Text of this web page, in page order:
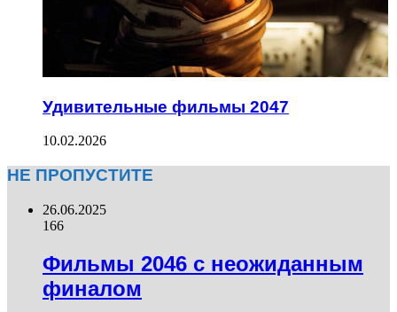
Удивительные фильмы 2047
10.02.2026
НЕ ПРОПУСТИТЕ
26.06.2025
166
Фильмы 2046 с неожиданным
финалом